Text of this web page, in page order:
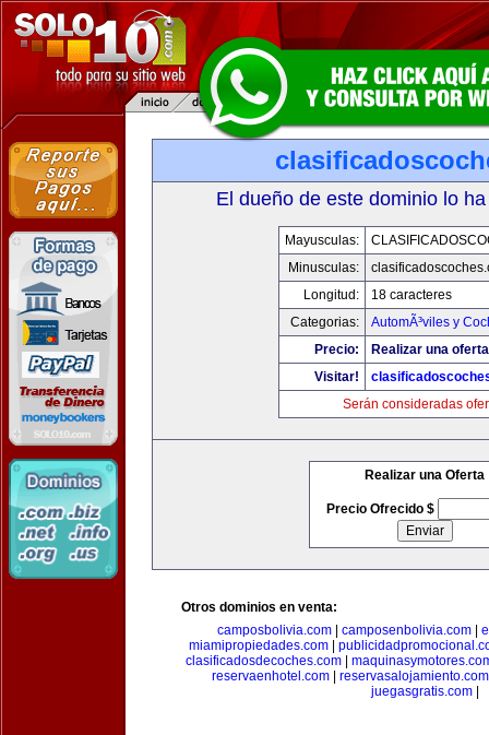
El dueño de este dominio lo
Mayusculas:
Minusculas:
Longitud:
18 caracteres
Categorias:
AutomÃ³viles y
Precio:
Realizar una
Visitar!
Serán consideradas
Realizar una Oferta
Precio Ofrecido $
Otros dominios en venta:
camposbolivia.com| camposenbolivia.com|
miamipropiedades.com
clasificadosdecoches.com
reservaenhotel.com| reservasalojamiento.com
juegasgratis.com|